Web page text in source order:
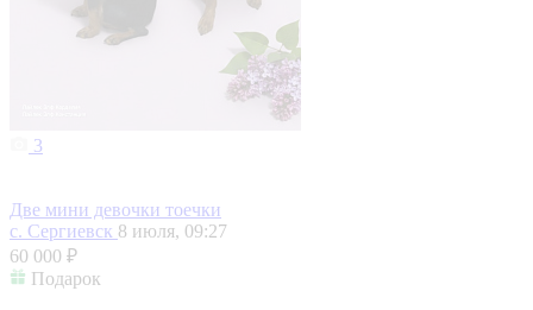
3
Две мини девочки тоечки
с. Сергиевск 8 июля, 09:27
60 000 ₽
Подарок